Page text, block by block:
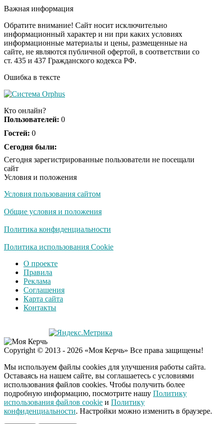
Поплавская вмазала
семейке Плющенко
i
Ролик из Омска: вы
будете смеяться долго
Королева вагона
Важная информация
Обратите внимание! Сайт носит исключительно
информационный характер и ни при каких условиях
информационные материалы и цены, размещенные на
сайте, не являются публичной офертой, в соответствии со
ст. 435 и 437 Гражданского кодекса РФ.
Ошибка в тексте
Кто онлайн?
Пользователей: 0
Гостей: 0
Сегодня были:
Сегодня зарегистрированные пользователи не посещали
сайт
Условия и положения
Условия пользования сайтом
Общие условия и положения
Политика конфиденциальности
Политика использования Cookie
О проекте
Правила
Реклама
Соглашения
Карта сайта
Контакты
Copyright © 2013 - 2026 «Моя Керчь» Все права защищены!
Мы используем файлы cookies для улучшения работы сайта.
Оставаясь на нашем сайте, вы соглашаетесь с условиями
использования файлов cookies. Чтобы получить более
подробную информацию, посмотрите нашу Политику
использования файлов cookie и Политику
конфиденциальности. Настройки можно изменить в браузере.